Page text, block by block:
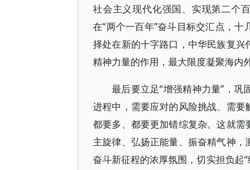
社会主义现代化强国、实现第二个
在“两个一百年”奋斗目标交汇点，
择处在新的十字路口，中华民族复
精神力量的作用，最大限度凝聚海内
最后要立足“增强精神力量”，
进程中，需要应对的风险挑战、需要
都要多、都要更加错综复杂。这就
主旋律、弘扬正能量、振奋精气神，
奋斗新征程的浓厚氛围，切实担负起